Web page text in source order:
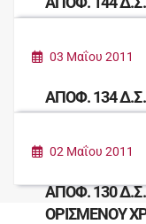
-
03 Μαΐου 2011
ΑΠΟΦ. 134
ΑΣΚΗΣΗΣ
02 Μαΐου 2011
ΑΠΟΦ. 130
ΟΡΙΣΜΕΝΟΥ